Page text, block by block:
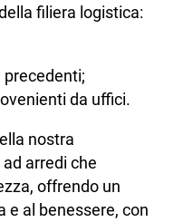
filiera logistica:
precedenti;
da uffici.
nostra
arredi che
offrendo un
e al benessere, con